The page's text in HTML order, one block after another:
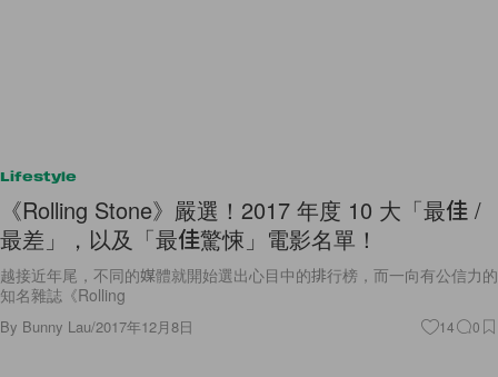
Lifestyle
《Rolling Stone》嚴選！2017 年度 10 大「最佳 /
最差」，以及「最佳驚悚」電影名單！
越接近年尾，不同的媒體就開始選出心目中的排行榜，而一向有公信力的
知名雜誌《Rolling
By Bunny Lau/2017年12月8日 14 0